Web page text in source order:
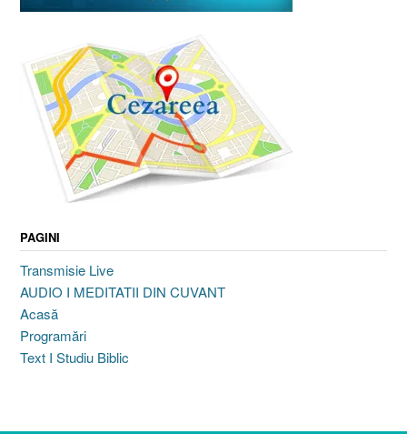
PAGINI
Transmisie Live
AUDIO I MEDITATII DIN CUVANT
Acasă
Programări
Text I Studiu Biblic